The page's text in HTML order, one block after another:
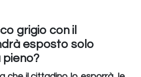
grigio con il
esposto solo
pieno?